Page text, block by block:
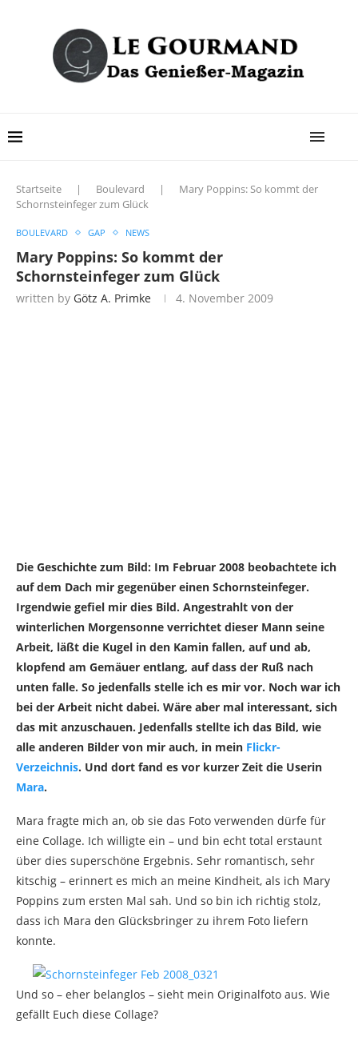
Startseite | Boulevard |
Mary Poppins: So kommt der
Schornsteinfeger zum Glück
BOULEVARD GAP NEWS
Mary Poppins: So kommt der
Schornsteinfeger zum Glück
written by Götz A. Primke 4. November 2009
Die Geschichte zum Bild: Im Februar 2008 beobachtete ich
auf dem Dach mir gegenüber einen Schornsteinfeger.
Irgendwie gefiel mir dies Bild. Angestrahlt von der
winterlichen Morgensonne verrichtet dieser Mann seine
Arbeit, läßt die Kugel in den Kamin fallen, auf und ab,
klopfend am Gemäuer entlang, auf dass der Ruß nach
unten falle. So jedenfalls stelle ich es mir vor. Noch war ich
bei der Arbeit nicht dabei. Wäre aber mal interessant, sich
das mit anzuschauen. Jedenfalls stellte ich das Bild, wie
alle anderen Bilder von mir auch, in mein Flickr-
Verzeichnis. Und dort fand es vor kurzer Zeit die Userin
Mara.
Mara fragte mich an, ob sie das Foto verwenden dürfe für
eine Collage. Ich willigte ein – und bin echt total erstaunt
über dies superschöne Ergebnis. Sehr romantisch, sehr
kitschig – erinnert es mich an meine Kindheit, als ich Mary
Poppins zum ersten Mal sah. Und so bin ich richtig stolz,
dass ich Mara den Glücksbringer zu ihrem Foto liefern
konnte.
Und so – eher belanglos – sieht mein Originalfoto aus. Wie
gefällt Euch diese Collage?